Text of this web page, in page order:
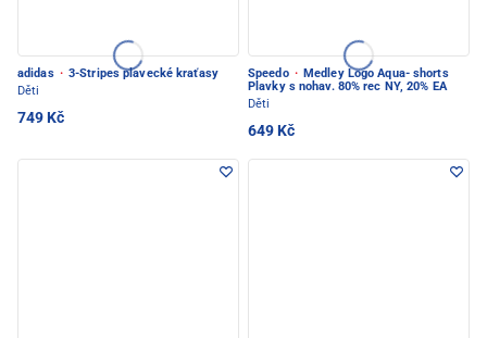
adidas · 3-Stripes plavecké kraťasy
Děti
749 Kč
Speedo · Medley Logo Aqua- shorts
Plavky s nohav. 80% rec NY, 20% EA
Děti
649 Kč